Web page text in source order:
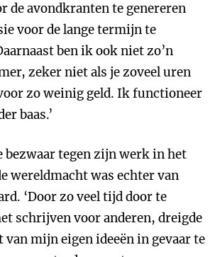
de avondkranten te genereren
voor de lange termijn te
ben ik ook niet zo’n
zeker niet als je zoveel uren
zo weinig geld. Ik functioneer
baas.’
bezwaar tegen zijn werk in het
wereldmacht was echter van
‘Door zo veel tijd door te
schrijven voor anderen, dreigde
mijn eigen ideeën in gevaar te